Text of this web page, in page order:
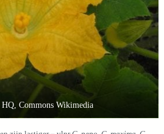
Commons Wikimedia